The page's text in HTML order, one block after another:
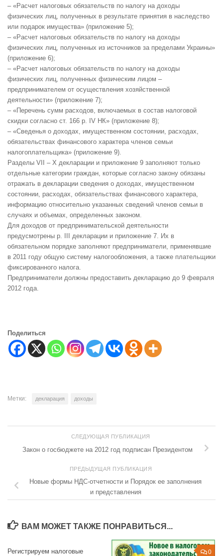
– «Расчет налоговых обязательств по налогу на доходы
физических лиц, полученных в результате принятия в наследство
или подарок имущества» (приложение 5);
– «Расчет налоговых обязательств по налогу на доходы
физических лиц, полученных из источников за пределами Украины»
(приложение 6);
– «Расчет налоговых обязательств по налогу на доходы
физических лиц, полученных физическим лицом –
предпринимателем от осуществления хозяйственной
деятельности» (приложение 7);
– «Перечень сумм расходов, включаемых в состав налоговой
скидки согласно ст. 166 р. IV НК» (приложение 8);
– «Cведенья о доходах, имущественном состоянии, расходах,
обязательствах финансового характера членов семьи
налогоплательщика» (приложение 9).
Разделы VII – X декларации и приложение 9 заполняют только
отдельные категории граждан, которые согласно закону обязаны
отражать в декларации сведения о доходах, имущественном
состоянии, расходах, обязательствах финансового характера,
информацию относительно указанных сведений членов семьи в
случаях и объемах, определенных законом.
Для доходов от предпринимательской деятельности
предусмотрены р. ІІІ декларации и приложение 7. Их в
обязательном порядке заполняют предприниматели, применявшие
в 2011 году общую систему налогообложения, а также плательщики
фиксированного налога.
Предприниматели должны предоставить декларацию до 9 февраля
2012 года.
Поделиться
Метки: декларация доходы
СЛЕДУЮЩАЯ ПУБЛИКАЦИЯ
Закон о госбюджете на 2012 год подписан Президентом
ПРЕДЫДУЩАЯ ПУБЛИКАЦИЯ
Новые формы НДС-отчетности и Порядок ее заполнения
и представления
ВАМ МОЖЕТ ТАКЖЕ ПОНРАВИТЬСЯ...
Регистрируем налоговые
0